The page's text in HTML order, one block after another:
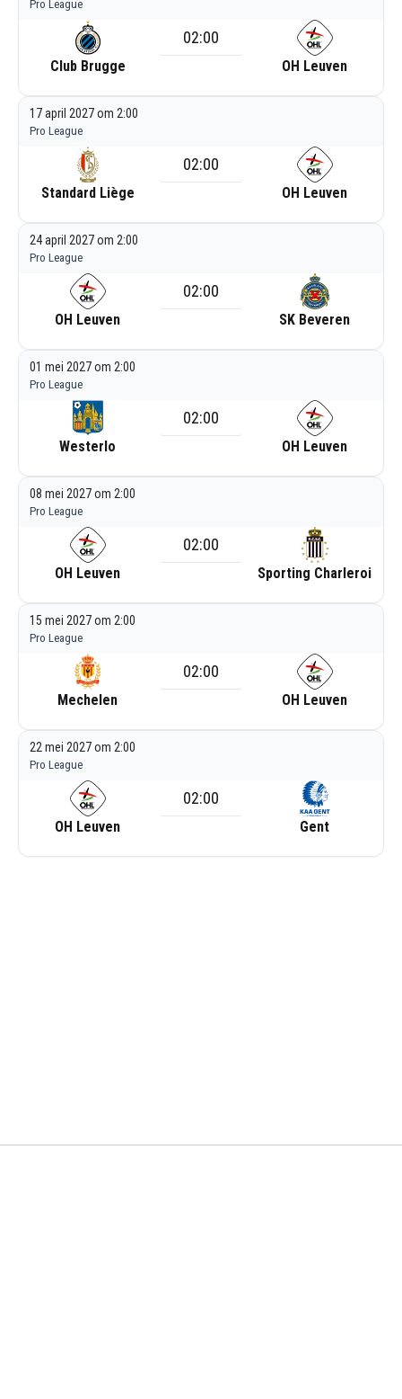
Pro League
Club Brugge
02:00
OH Leuven
17 april 2027 om 2:00
Pro League
Standard Liège
02:00
OH Leuven
24 april 2027 om 2:00
Pro League
OH Leuven
02:00
SK Beveren
01 mei 2027 om 2:00
Pro League
Westerlo
02:00
OH Leuven
08 mei 2027 om 2:00
Pro League
OH Leuven
02:00
Sporting Charleroi
15 mei 2027 om 2:00
Pro League
Mechelen
02:00
OH Leuven
22 mei 2027 om 2:00
Pro League
OH Leuven
02:00
Gent